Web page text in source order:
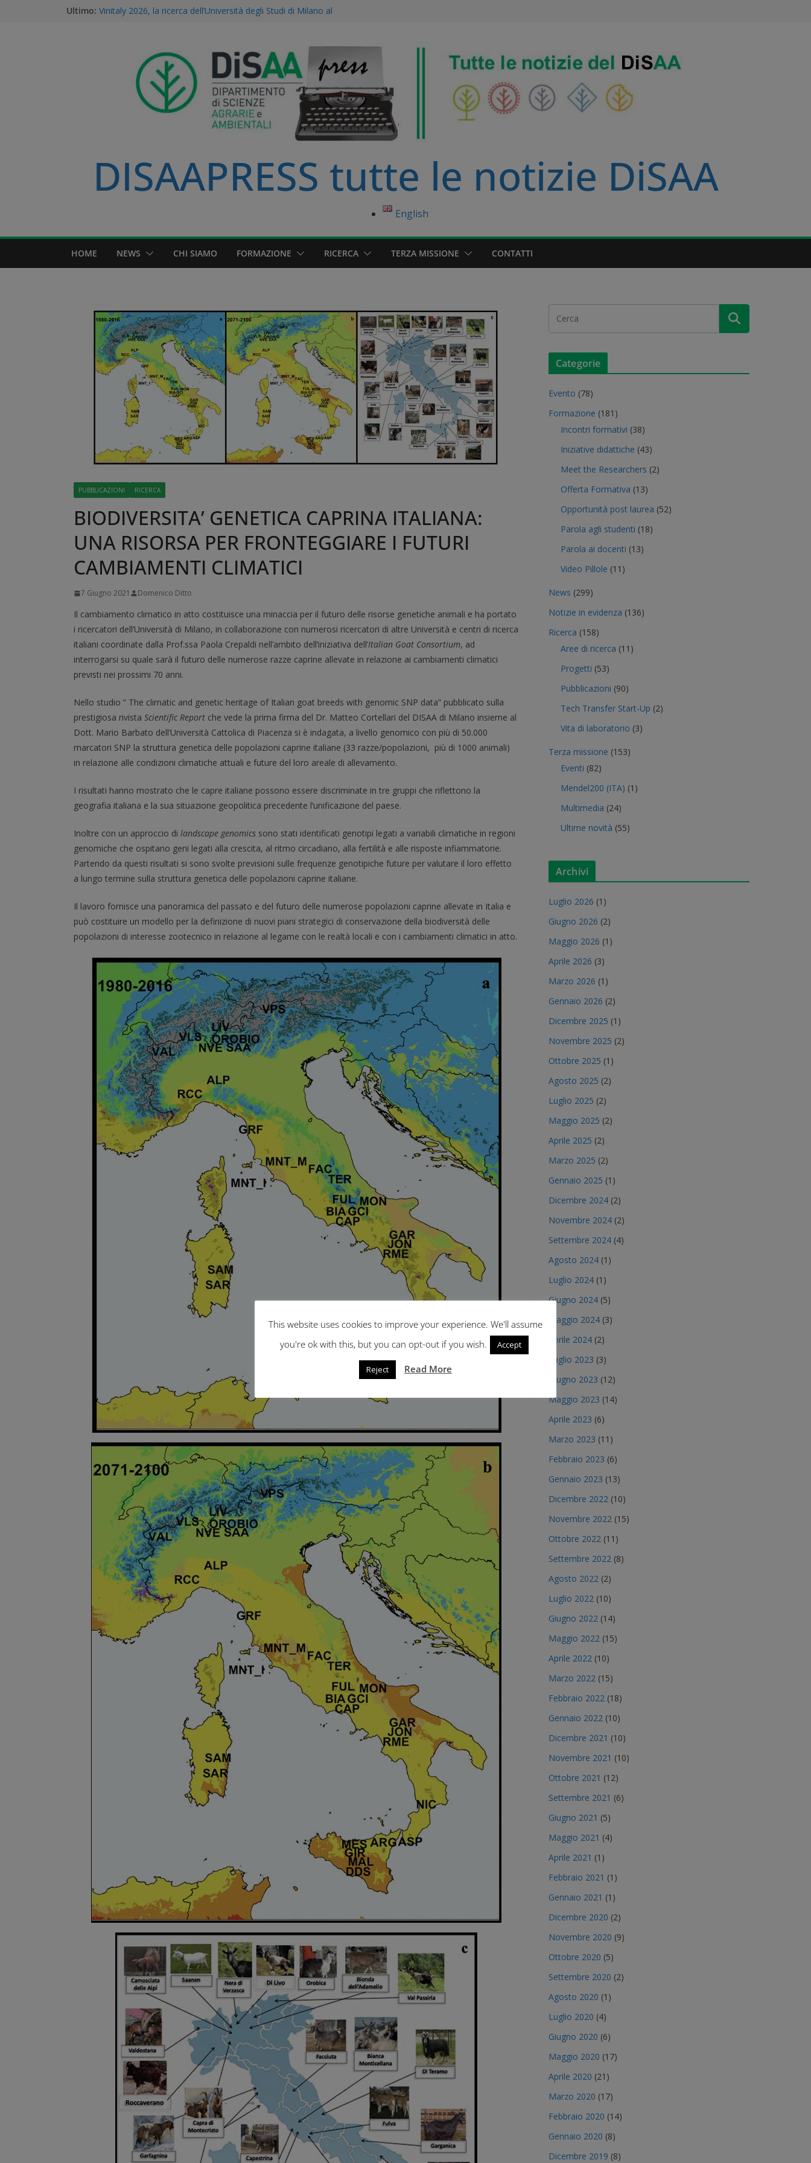
Ultimo: Vinitaly 2026, la ricerca dell’Università degli Studi di Milano al
TEA, ricerca e proprietà intellettuale: l’expertise scientifico
della Statale di Milano al convegno nazionale dell’Accademia
dei Georgofili
Via libera alle TEA: il voto storico del Parlamento Europeo è
una svolta per la ricerca e l’agricoltura sostenibile
A Volta Mantovana nasce il Mantua PSID, il primo distretto
irriguo a gravità completamente automatizzato della Pianura
DISAAPRESS tutte le notizie DiSAA
English
HOME NEWS CHI SIAMO FORMAZIONE RICERCA TERZA MISSIONE CONTATTI
PUBBLICAZIONI RICERCA
BIODIVERSITA’ GENETICA CAPRINA ITALIANA:
UNA RISORSA PER FRONTEGGIARE I FUTURI
CAMBIAMENTI CLIMATICI
7 Giugno 2021 Domenico Ditto
Il cambiamento climatico in atto costituisce una minaccia per il futuro delle risorse genetiche animali e ha portato
i ricercatori dell’Università di Milano, in collaborazione con numerosi ricercatori di altre Università e centri di ricerca
italiani coordinate dalla Prof.ssa Paola Crepaldi nell’ambito dell’iniziativa dell’Italian Goat Consortium, ad
interrogarsi su quale sarà il futuro delle numerose razze caprine allevate in relazione ai cambiamenti climatici
previsti nei prossimi 70 anni.
Nello studio “ The climatic and genetic heritage of Italian goat breeds with genomic SNP data” pubblicato sulla
prestigiosa rivista Scientific Report che vede la prima firma del Dr. Matteo Cortellari del DISAA di Milano insieme al
Dott. Mario Barbato dell’Università Cattolica di Piacenza si è indagata, a livello genomico con più di 50.000
marcatori SNP la struttura genetica delle popolazioni caprine italiane (33 razze/popolazioni, più di 1000 animali)
in relazione alle condizioni climatiche attuali e future del loro areale di allevamento.
I risultati hanno mostrato che le capre italiane possono essere discriminate in tre gruppi che riflettono la
geografia italiana e la sua situazione geopolitica precedente l’unificazione del paese.
Inoltre con un approccio di landscape genomics sono stati identificati genotipi legati a variabili climatiche in regioni
genomiche che ospitano geni legati alla crescita, al ritmo circadiano, alla fertilità e alle risposte infiammatorie.
Partendo da questi risultati si sono svolte previsioni sulle frequenze genotipiche future per valutare il loro effetto
a lungo termine sulla struttura genetica delle popolazioni caprine italiane.
Il lavoro fornisce una panoramica del passato e del futuro delle numerose popolazioni caprine allevate in Italia e
può costituire un modello per la definizione di nuovi piani strategici di conservazione della biodiversità delle
popolazioni di interesse zootecnico in relazione al legame con le realtà locali e con i cambiamenti climatici in atto.
Categorie
Evento (78)
Formazione (181)
Incontri formativi (38)
Iniziative didattiche (43)
Meet the Researchers (2)
Offerta Formativa (13)
Opportunità post laurea (52)
Parola agli studenti (18)
Parola ai docenti (13)
Video Pillole (11)
News (299)
Notizie in evidenza (136)
Ricerca (158)
Aree di ricerca (11)
Progetti (53)
Pubblicazioni (90)
Tech Transfer Start-Up (2)
Vita di laboratorio (3)
Terza missione (153)
Eventi (82)
Mendel200 (ITA) (1)
Multimedia (24)
Ultime novità (55)
Archivi
Luglio 2026 (1)
Giugno 2026 (2)
Maggio 2026 (1)
Aprile 2026 (3)
Marzo 2026 (1)
Gennaio 2026 (2)
Dicembre 2025 (1)
Novembre 2025 (2)
Ottobre 2025 (1)
Agosto 2025 (2)
Luglio 2025 (2)
Maggio 2025 (2)
Aprile 2025 (2)
Marzo 2025 (2)
Gennaio 2025 (1)
Dicembre 2024 (2)
Novembre 2024 (2)
Settembre 2024 (4)
Agosto 2024 (1)
Luglio 2024 (1)
Giugno 2024 (5)
Maggio 2024 (3)
Aprile 2024 (2)
Luglio 2023 (3)
Giugno 2023 (12)
Maggio 2023 (14)
Aprile 2023 (6)
Marzo 2023 (11)
Febbraio 2023 (6)
Gennaio 2023 (13)
Dicembre 2022 (10)
Novembre 2022 (15)
Ottobre 2022 (11)
Settembre 2022 (8)
Agosto 2022 (2)
Luglio 2022 (10)
Giugno 2022 (14)
Maggio 2022 (15)
Aprile 2022 (10)
Marzo 2022 (15)
Febbraio 2022 (18)
Gennaio 2022 (10)
Dicembre 2021 (10)
Novembre 2021 (10)
Ottobre 2021 (12)
Settembre 2021 (6)
Giugno 2021 (5)
Maggio 2021 (4)
Aprile 2021 (1)
Febbraio 2021 (1)
Gennaio 2021 (1)
Dicembre 2020 (2)
Novembre 2020 (9)
Ottobre 2020 (5)
Settembre 2020 (2)
Agosto 2020 (1)
Luglio 2020 (4)
Giugno 2020 (6)
Maggio 2020 (17)
Aprile 2020 (21)
Marzo 2020 (17)
Febbraio 2020 (14)
Gennaio 2020 (8)
Dicembre 2019 (8)
This website uses cookies to improve your experience. We'll assume
you're ok with this, but you can opt-out if you wish.
Accept
Reject Read More